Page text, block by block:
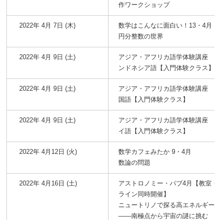
作ワークショップ
2022年 4月 7日 (木)
数学はこんなに面白い！13・4月
円分整数の世界
2022年 4月 9日 (土)
アジア・アフリカ語学体験講座
ンドネシア語【入門体験クラス】
2022年 4月 9日 (土)
アジア・アフリカ語学体験講座
国語【入門体験クラス】
2022年 4月 9日 (土)
アジア・アフリカ語学体験講座
イ語【入門体験クラス】
2022年 4月12日 (火)
数学カフェみたか 9・4月
数論の問題
2022年 4月16日 (土)
アストロノミー・パブ4月【教室・
ライン同時開催】
ニュートリノで探る高エネルギー
――南極点から宇宙の謎に挑む